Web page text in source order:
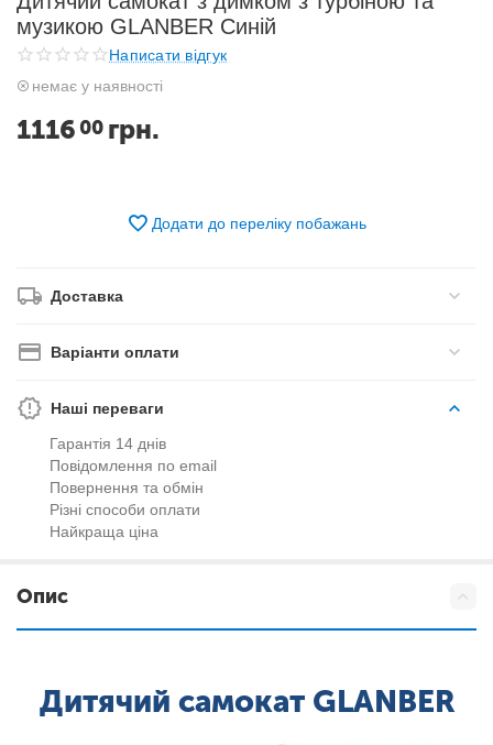
музикою GLANBER Синій
Написати відгук
немає у наявності
1116 00 грн.
Додати до переліку побажань
Доставка
Варіанти оплати
Наші переваги
Гарантія 14 днів
Повідомлення по email
Повернення та обмін
Різні способи оплати
Найкраща ціна
Опис
Дитячий самокат GLANBER